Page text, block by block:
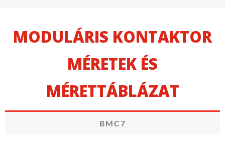
MODULÁRIS KONTAKTOR
MÉRETEK ÉS
MÉRETTÁBLÁZAT
BMC7